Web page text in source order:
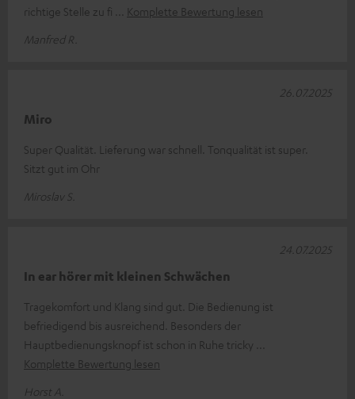
richtige Stelle zu fi
Komplette Bewertung lesen
Manfred R.
Miro
Super Qualität. Lieferung war schnell. Tonqualität ist super.
Sitzt gut im Ohr
Miroslav S.
26.07.2025
In ear hörer mit kleinen Schwächen
Tragekomfort und Klang sind gut. Die Bedienung ist
befriedigend bis ausreichend. Besonders der
Hauptbedienungsknopf ist schon in Ruhe tricky
Komplette Bewertung lesen
Horst A.
24.07.2025